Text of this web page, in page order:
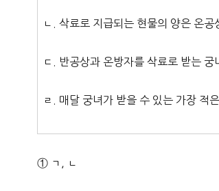
ㄴ. 삭료로 지급되는 현물의 양은 온
ㄷ. 반공상과 온방자를 삭료로 받는
ㄹ. 매달 궁녀가 받을 수 있는 가장 적
① ㄱ, ㄴ